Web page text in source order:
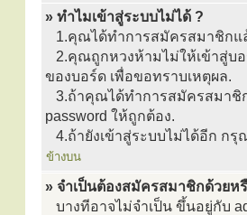
» ทำไมเข้าสู่ระบบไม่ได้ ?
1.คุณได้ทำการสมัครสมาชิกแ
2.คุณถูกหวงห้ามไม่ให้เข้าสู่บอ
ของบอร์ด เพื่อขอทราบเหตุผล.
3.ถ้าคุณได้ทำการสมัครสมาชิ
password ให้ถูกต้อง.
4.ถ้ายังเข้าสู่ระบบไม่ได้อีก ก
ข้างบน
» จำเป็นต้องสมัครสมาชิกด้วยห
บางทีอาจไม่จำเป็น ขึ้นอยู่กับ